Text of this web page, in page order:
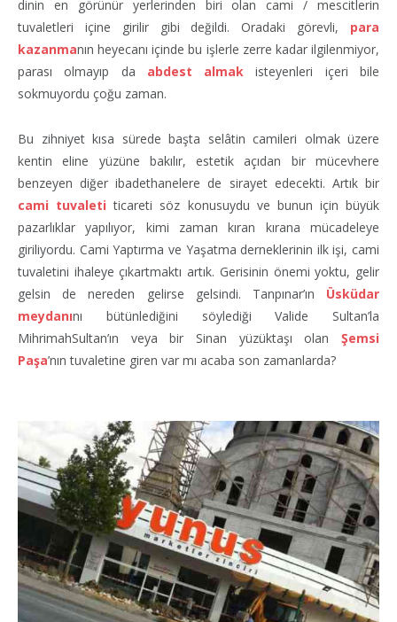
dinin en görünür yerlerinden biri olan cami / mescitlerin
tuvaletleri içine girilir gibi değildi. Oradaki görevli, para
kazanmanın heyecanı içinde bu işlerle zerre kadar ilgilenmiyor,
parası olmayıp da abdest almak isteyenleri içeri bile
sokmuyordu çoğu zaman.
Bu zihniyet kısa sürede başta selâtin camileri olmak üzere
kentin eline yüzüne bakılır, estetik açıdan bir mücevhere
benzeyen diğer ibadethanelere de sirayet edecekti. Artık bir
cami tuvaleti ticareti söz konusuydu ve bunun için büyük
pazarlıklar yapılıyor, kimi zaman kıran kırana mücadeleye
giriliyordu. Cami Yaptırma ve Yaşatma derneklerinin ilk işi, cami
tuvaletini ihaleye çıkartmaktı artık. Gerisinin önemi yoktu, gelir
gelsin de nereden gelirse gelsindi. Tanpınar’ın Üsküdar
meydanını bütünlediğini söylediği Valide Sultan’la
MihrimahSultan’ın veya bir Sinan yüzüktaşı olan Şemsi
Paşa’nın tuvaletine giren var mı acaba son zamanlarda?